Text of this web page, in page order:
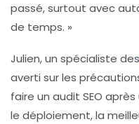
passé, surtout avec
de temps. »
Julien, un spécialiste des
averti sur les
faire un audit SEO
le déploiement, la